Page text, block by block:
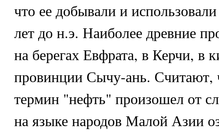
что ее добывали и
лет до н.э. Наиболее древние
на берегах Евфрата, в Керчи, в
провинции Сычу-ань. Считают,
термин "нефть" произошел от
на языке народов Малой Азии